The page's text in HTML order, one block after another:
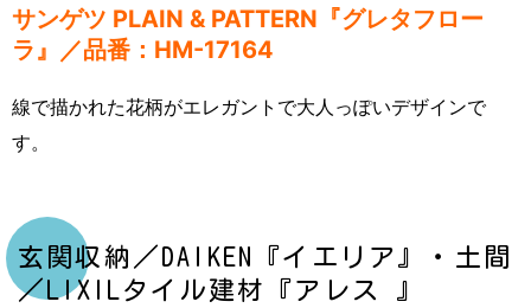
サンゲツ PLAIN & PATTERN『グレタフロー
ラ』／品番：HM-17164
線で描かれた花柄がエレガントで大人っぽいデザインで
す。
玄関収納／DAIKEN『イエリア』・土間
／LIXILタイル建材『アレス 』